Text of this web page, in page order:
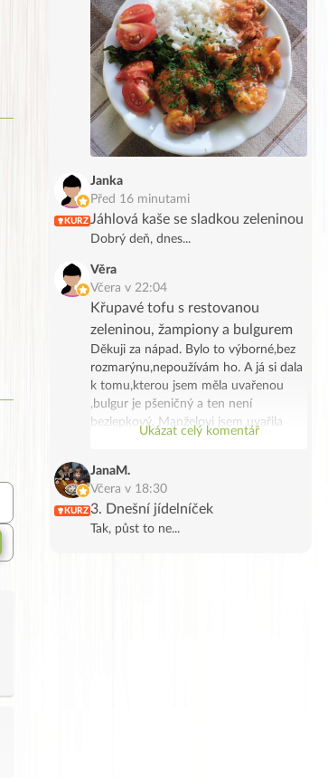
KURZ
Janka
Před 16 minutami
Jáhlová kaše se sladkou zeleninou
Dobrý deň, dnes...
Věra
Včera v 22:04
Křupavé tofu s restovanou
zeleninou, žampiony a bulgurem
Děkuji za nápad. Bylo to výborné,bez
rozmarýnu,nepoužívám ho. A já si dala
k tomu,kterou jsem měla uvařenou
,bulgur je pšeničný a ten není
bezlepkový. Manželovi jsem uvařila
bramborové noky .Bylo to chutné a
spotřebovat žampiony a tak se stalo.
Děkuji, manžel na tofu říkal že vypadá
jak škvarky,měla jsem marinované a
ochutila jsem ho trochu Tamaris.
Ukázat celý komentář
KURZ
JanaM.
Včera v 18:30
3. Dnešní jídelníček
Tak, půst to ne...